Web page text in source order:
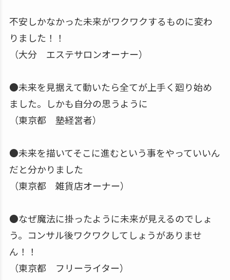
不安しかなかった未来がワクワクするものに変わ
りました！！
（大分 エステサロンオーナー）
●未来を見据えて動いたら全てが上手く廻り始め
ました。しかも自分の思うように
（東京都 塾経営者）
●未来を描いてそこに進むという事をやっていいん
だと分かりました
（東京都 雑貨店オーナー）
●なぜ魔法に掛ったように未来が見えるのでしょ
う。コンサル後ワクワクしてしょうがありませ
ん！！
（東京都 フリーライター）